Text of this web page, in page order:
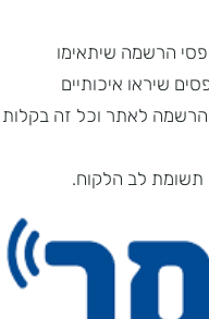
הרשמה שיתאימו
שיראו איכותיים
לאתר וכל זה בקלות
תשומת לב הלקוח.